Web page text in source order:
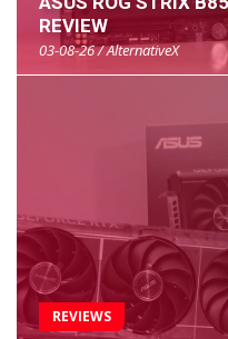
REVIEW
03-08-26 / AlternativeX
REVIEWS